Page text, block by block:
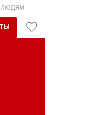
людям